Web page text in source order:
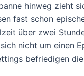
hinweg zieht
fast schon
über zwei
nicht um einen
befriedigen